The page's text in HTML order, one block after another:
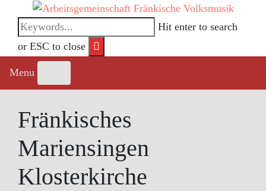
content
Hit enter to search
or ESC to close
Menu
Fränkisches
Mariensingen
Klosterkirche